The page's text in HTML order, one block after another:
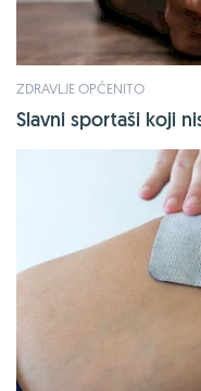
ZDRAVLJE OPĆENITO
Slavni sportaši koji